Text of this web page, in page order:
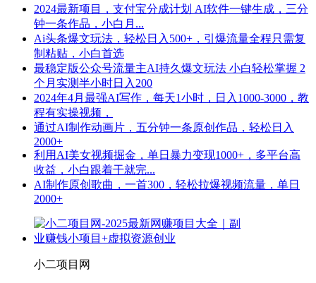
2024最新项目，支付宝分成计划 AI软件一键生成，三分
钟一条作品，小白月...
Ai头条爆文玩法，轻松日入500+，引爆流量全程只需复
制粘贴，小白首选
最稳定版公众号流量主AI持久爆文玩法 小白轻松掌握 2
个月实测半小时日入200
2024年4月最强AI写作，每天1小时，日入1000-3000，教
程有实操视频，
通过AI制作动画片，五分钟一条原创作品，轻松日入
2000+
利用AI美女视频掘金，单日暴力变现1000+，多平台高
收益，小白跟着干就完...
AI制作原创歌曲，一首300，轻松拉爆视频流量，单日
2000+
小二项目网